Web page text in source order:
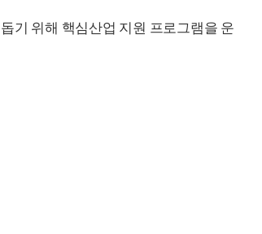
기 위해 핵심산업 지원 프로그램을 운